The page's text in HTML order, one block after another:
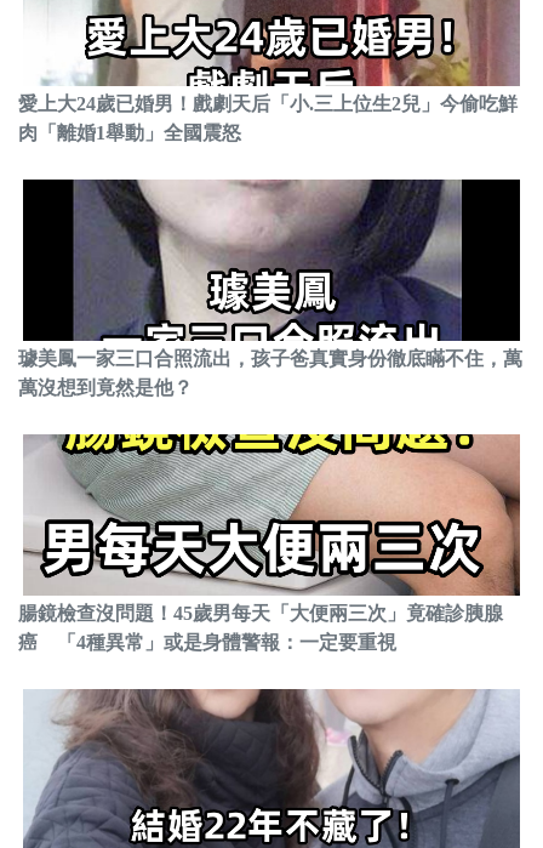
愛上大24歲已婚男！戲劇天后「小.三上位生2兒」今偷吃鮮
肉「離婚1舉動」全國震怒
璩美鳳一家三口合照流出，孩子爸真實身份徹底瞞不住，萬
萬沒想到竟然是他？
腸鏡檢查沒問題！45歲男每天「大便兩三次」竟確診胰腺
癌 「4種異常」或是身體警報：一定要重視